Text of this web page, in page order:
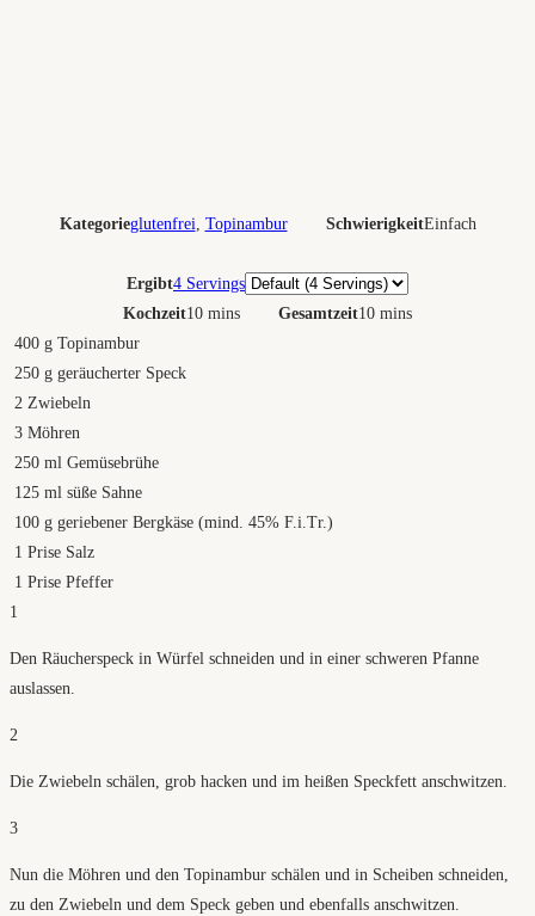
Kategorieglutenfrei, Topinambur SchwierigkeitEinfach
Ergibt4 ServingsPortionen
Kochzeit10 mins Gesamtzeit10 mins
400 g Topinambur
250 g geräucherter Speck
2 Zwiebeln
3 Möhren
250 ml Gemüsebrühe
125 ml süße Sahne
100 g geriebener Bergkäse (mind. 45% F.i.Tr.)
1 Prise Salz
1 Prise Pfeffer
1
Den Räucherspeck in Würfel schneiden und in einer schweren Pfanne
auslassen.
2
Die Zwiebeln schälen, grob hacken und im heißen Speckfett anschwitzen.
3
Nun die Möhren und den Topinambur schälen und in Scheiben schneiden,
zu den Zwiebeln und dem Speck geben und ebenfalls anschwitzen.